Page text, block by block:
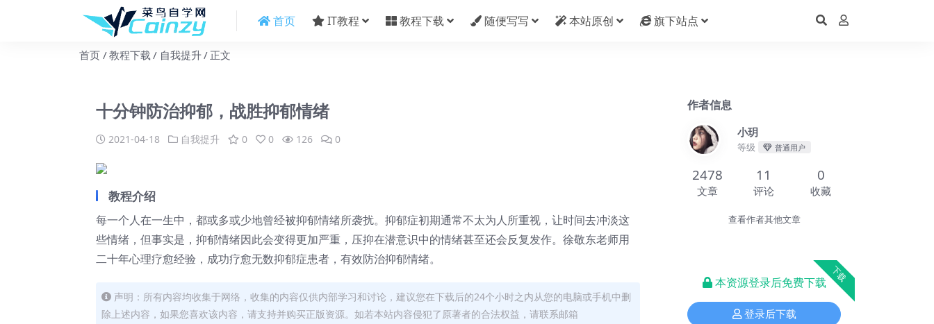
首页 IT教程 教程下载 随便写写 本站原创 旗下站点
首页 教程下载 自我提升 正文
十分钟防治抑郁，战胜抑郁情绪
2021-04-18 自我提升 0 0 126 0
教程介绍
每一个人在一生中，都或多或少地曾经被抑郁情绪所袭扰。抑郁症初期通常不太为人所重视，让时间去冲淡这
些情绪，但事实是，抑郁情绪因此会变得更加严重，压抑在潜意识中的情绪甚至还会反复发作。徐敬东老师用
二十年心理疗愈经验，成功疗愈无数抑郁症患者，有效防治抑郁情绪。
声明：所有内容均收集于网络，收集的内容仅供内部学习和讨论，建议您在下载后的24个小时之内从您的电脑或手机中删
除上述内容，如果您喜欢该内容，请支持并购买正版资源。如若本站内容侵犯了原著者的合法权益，请联系邮箱
作者信息
小玥
等级 普通用户
2478
文章
11
评论
0
收藏
查看作者其他文章
下载
本资源登录后免费下载
登录后下载